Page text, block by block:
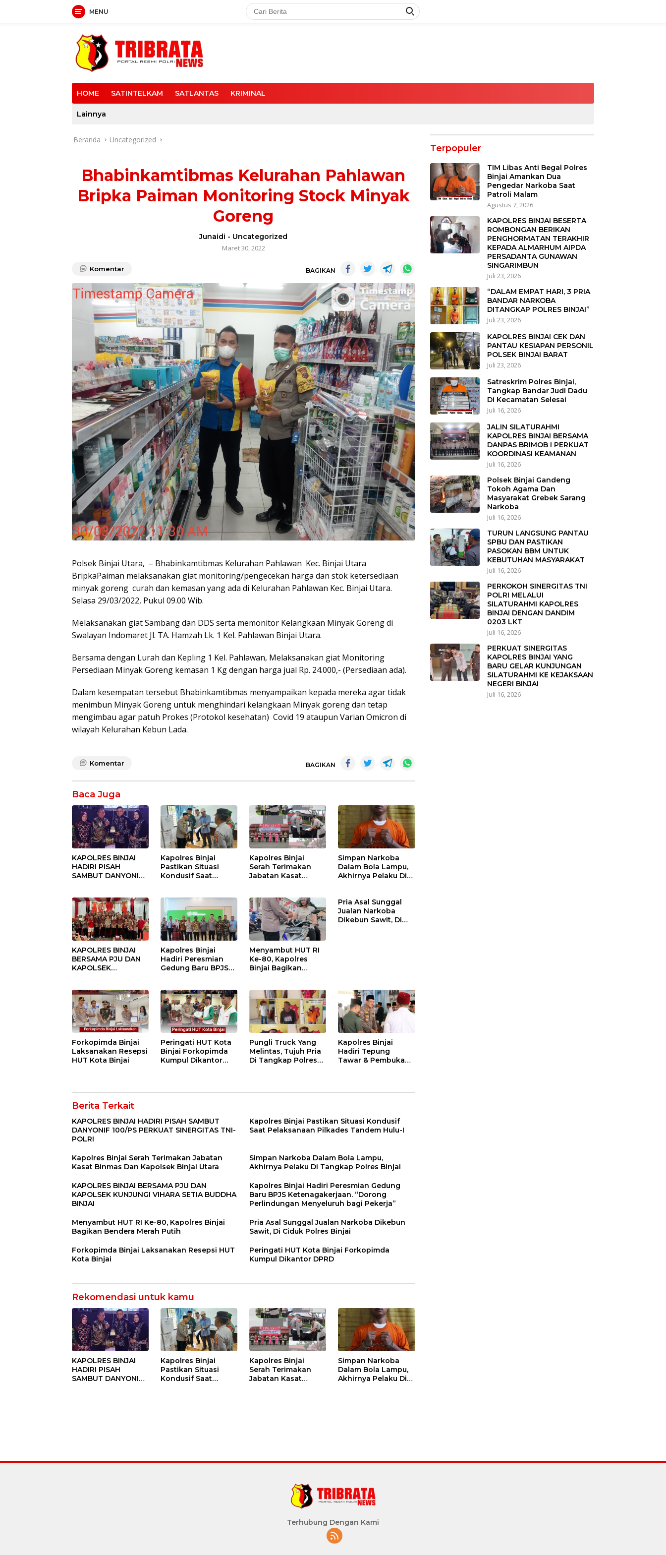
MENU
HOME SATINTELKAM SATLANTAS KRIMINAL
Lainnya
Beranda Uncategorized
Bhabinkamtibmas Kelurahan Pahlawan
Bripka Paiman Monitoring Stock Minyak
Goreng
Junaidi - Uncategorized
Maret 30, 2022
Komentar BAGIKAN
Polsek Binjai Utara, – Bhabinkamtibmas Kelurahan Pahlawan Kec. Binjai Utara
BripkaPaiman melaksanakan giat monitoring/pengecekan harga dan stok ketersediaan
minyak goreng curah dan kemasan yang ada di Kelurahan Pahlawan Kec. Binjai Utara.
Selasa 29/03/2022, Pukul 09.00 Wib.
Melaksanakan giat Sambang dan DDS serta memonitor Kelangkaan Minyak Goreng di
Swalayan Indomaret Jl. TA. Hamzah Lk. 1 Kel. Pahlawan Binjai Utara.
Bersama dengan Lurah dan Kepling 1 Kel. Pahlawan, Melaksanakan giat Monitoring
Persediaan Minyak Goreng kemasan 1 Kg dengan harga jual Rp. 24.000,- (Persediaan ada).
Dalam kesempatan tersebut Bhabinkamtibmas menyampaikan kepada mereka agar tidak
menimbun Minyak Goreng untuk menghindari kelangkaan Minyak goreng dan tetap
mengimbau agar patuh Prokes (Protokol kesehatan) Covid 19 ataupun Varian Omicron di
wilayah Kelurahan Kebun Lada.
Komentar BAGIKAN
Baca Juga
KAPOLRES BINJAI
HADIRI PISAH
SAMBUT DANYONIF
POLRI
Kapolres Binjai
Pastikan Situasi
Kondusif Saat
Kapolres Binjai
Serah Terimakan
Jabatan Kasat
Utara
Simpan Narkoba
Dalam Bola Lampu,
Akhirnya Pelaku Di
KAPOLRES BINJAI
BERSAMA PJU DAN
KAPOLSEK
BINJAI
Kapolres Binjai
Hadiri Peresmian
Gedung Baru BPJS
Perlindungan
Menyeluruh bagi
Pekerja”
Menyambut HUT RI
Ke-80, Kapolres
Binjai Bagikan
Pria Asal Sunggal
Jualan Narkoba
Dikebun Sawit, Di
Forkopimda Binjai
Laksanakan Resepsi
HUT Kota Binjai
Peringati HUT Kota
Binjai Forkopimda
Kumpul Dikantor
Pungli Truck Yang
Melintas, Tujuh Pria
Di Tangkap Polres
Kapolres Binjai
Hadiri Tepung
Tawar & Pembukaan
Berita Terkait
KAPOLRES BINJAI HADIRI PISAH SAMBUT
DANYONIF 100/PS PERKUAT SINERGITAS TNI-
POLRI
Kapolres Binjai Pastikan Situasi Kondusif
Saat Pelaksanaan Pilkades Tandem Hulu-I
Kapolres Binjai Serah Terimakan Jabatan
Kasat Binmas Dan Kapolsek Binjai Utara
Simpan Narkoba Dalam Bola Lampu,
Akhirnya Pelaku Di Tangkap Polres Binjai
KAPOLRES BINJAI BERSAMA PJU DAN
KAPOLSEK KUNJUNGI VIHARA SETIA BUDDHA
BINJAI
Kapolres Binjai Hadiri Peresmian Gedung
Baru BPJS Ketenagakerjaan. “Dorong
Perlindungan Menyeluruh bagi Pekerja”
Menyambut HUT RI Ke-80, Kapolres Binjai
Bagikan Bendera Merah Putih
Pria Asal Sunggal Jualan Narkoba Dikebun
Sawit, Di Ciduk Polres Binjai
Forkopimda Binjai Laksanakan Resepsi HUT
Kota Binjai
Peringati HUT Kota Binjai Forkopimda
Kumpul Dikantor DPRD
Rekomendasi untuk kamu
KAPOLRES BINJAI
HADIRI PISAH
SAMBUT DANYONIF
Kapolres Binjai
Pastikan Situasi
Kondusif Saat
Kapolres Binjai
Serah Terimakan
Jabatan Kasat
Simpan Narkoba
Dalam Bola Lampu,
Akhirnya Pelaku Di
Terpopuler
TIM Libas Anti Begal Polres
Binjai Amankan Dua
Pengedar Narkoba Saat
Patroli Malam
Agustus 7, 2026
KAPOLRES BINJAI BESERTA
ROMBONGAN BERIKAN
PENGHORMATAN TERAKHIR
KEPADA ALMARHUM AIPDA
PERSADANTA GUNAWAN
SINGARIMBUN
Juli 23, 2026
“DALAM EMPAT HARI, 3 PRIA
BANDAR NARKOBA
DITANGKAP POLRES BINJAI”
Juli 23, 2026
KAPOLRES BINJAI CEK DAN
PANTAU KESIAPAN PERSONIL
POLSEK BINJAI BARAT
Juli 23, 2026
Satreskrim Polres Binjai,
Tangkap Bandar Judi Dadu
Di Kecamatan Selesai
Juli 16, 2026
JALIN SILATURAHMI
KAPOLRES BINJAI BERSAMA
DANPAS BRIMOB I PERKUAT
KOORDINASI KEAMANAN
Juli 16, 2026
Polsek Binjai Gandeng
Tokoh Agama Dan
Masyarakat Grebek Sarang
Narkoba
Juli 16, 2026
TURUN LANGSUNG PANTAU
SPBU DAN PASTIKAN
PASOKAN BBM UNTUK
KEBUTUHAN MASYARAKAT
Juli 16, 2026
PERKOKOH SINERGITAS TNI
POLRI MELALUI
SILATURAHMI KAPOLRES
BINJAI DENGAN DANDIM
0203 LKT
Juli 16, 2026
PERKUAT SINERGITAS
KAPOLRES BINJAI YANG
BARU GELAR KUNJUNGAN
SILATURAHMI KE KEJAKSAAN
NEGERI BINJAI
Juli 16, 2026
Terhubung Dengan Kami